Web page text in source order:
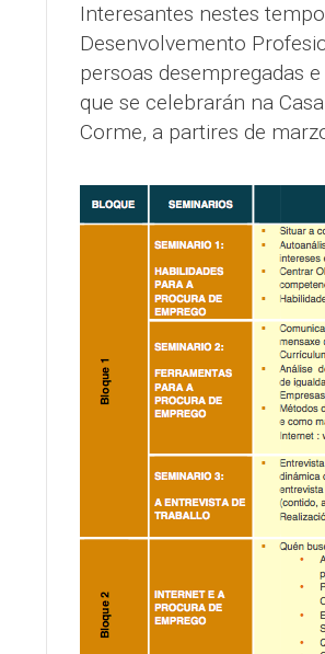
Interesantes nestes
Desenvolvemento
persoas desempregadas
que se celebrarán na
Corme, a partires de